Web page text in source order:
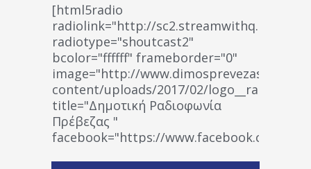
[html5radio
radiolink="http://
radiotype="shoutcast2"
bcolor="ffffff" frameborder="0"
image="http://www.dimosprevezas.gr/wp-
content/uploads/2017/02/
title="Δημοτική Ραδιοφωνία
Πρέβεζας "
facebook="https://www.facebook.com/